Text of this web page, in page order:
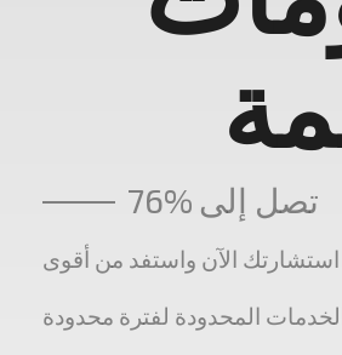
76% تصل إلى
الآن واستفد من أقوى